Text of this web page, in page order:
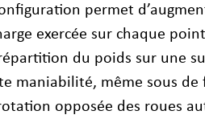
permet
exercée sur chaque
du poids sur une
maniabilité, même sous de
opposée des roues